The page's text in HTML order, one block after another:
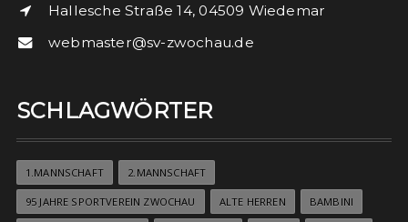
Hallesche Straße 14, 04509 Wiedemar
webmaster@sv-zwochau.de
SCHLAGWÖRTER
1.MANNSCHAFT 2.MANNSCHAFT
95 JAHRE SPORTVEREIN ZWOCHAU ALTE HERREN BAMBINI